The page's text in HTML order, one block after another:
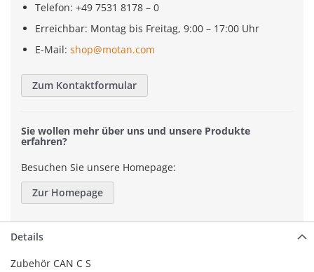
Telefon: +49 7531 8178 – 0
Erreichbar: Montag bis Freitag, 9:00 – 17:00 Uhr
E-Mail: shop@motan.com
Zum Kontaktformular
Sie wollen mehr über uns und unsere Produkte
erfahren?
Besuchen Sie unsere Homepage:
Zur Homepage
Details
Zubehör CAN C S